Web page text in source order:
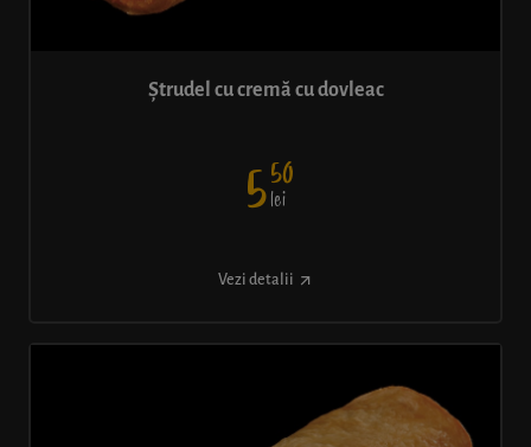
Ștrudel cu cremă cu dovleac
550
lei
Vezi detalii